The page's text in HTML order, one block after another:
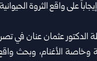
على واقع الثروة
الدكتور عثمان عنان في
وخاصة الأغنام، وبحث